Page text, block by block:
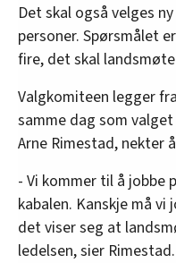
Det skal også velges
personer. Spørsmålet
fire, det skal
Valgkomiteen legger
samme dag som
Arne Rimestad, nekter
- Vi kommer til å jobbe
kabalen. Kanskje må
det viser seg at
ledelsen, sier Rimestad.